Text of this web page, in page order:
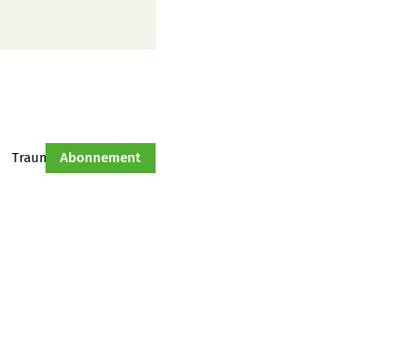
Traumtraktor Hof-Management
Abonnement